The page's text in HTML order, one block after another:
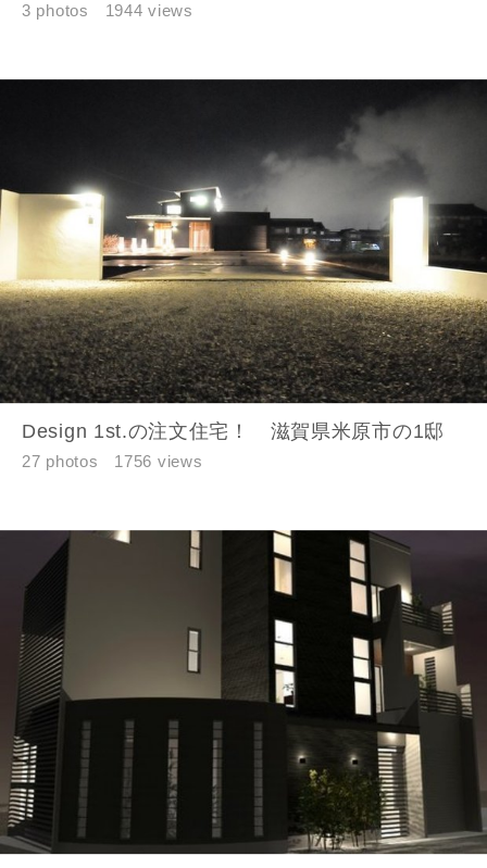
3 photos 1944 views
Design 1st.の注文住宅！ 滋賀県米原市の1邸
27 photos 1756 views